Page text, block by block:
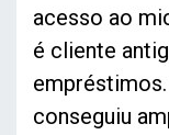
acesso ao
é cliente
conseguiu